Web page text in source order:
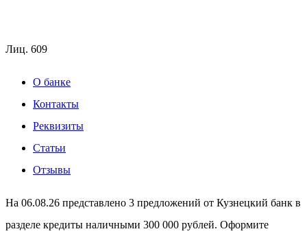
Лиц. 609
О банке
Контакты
Реквизиты
Статьи
Отзывы
На 06.08.26 представлено 3 предложений от Кузнецкий банк в
разделе кредиты наличными 300 000 рублей. Оформите